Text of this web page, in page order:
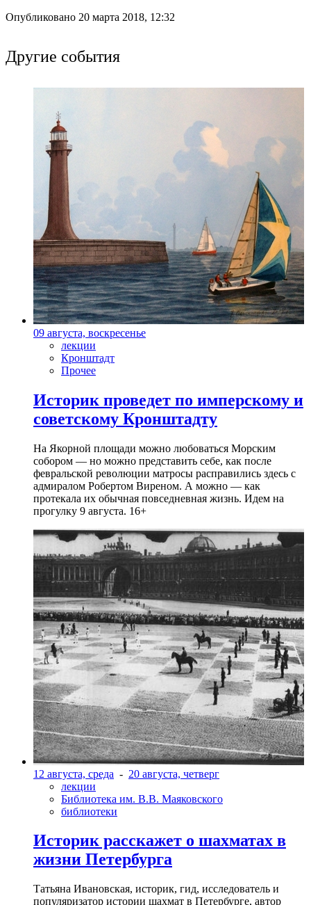
Опубликовано 20 марта 2018, 12:32
Другие события
09 августа, воскресенье
лекции
Кронштадт
Прочее
Историк проведет по имперскому и
советскому Кронштадту
На Якорной площади можно любоваться Морским
собором — но можно представить себе, как после
февральской революции матросы расправились здесь с
адмиралом Робертом Виреном. А можно — как
протекала их обычная повседневная жизнь. Идем на
прогулку 9 августа. 16+
12 августа, среда - 20 августа, четверг
лекции
Библиотека им. В.В. Маяковского
библиотеки
Историк расскажет о шахматах в
жизни Петербурга
Татьяна Ивановская, историк, гид, исследователь и
популяризатор истории шахмат в Петербурге, автор